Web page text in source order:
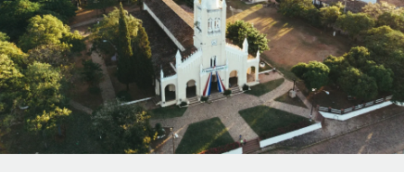
INFRAESTRUCTURA
Conexión Remote
Integra los RR. HH. en tus flujos de trabajo sin
complicaciones.
Plataforma
Funciones esenciales de RR. HH. integradas para tu
Mediana empresa
Amplía tu equipo con soluciones de RR. HH.
personalizadas.
Empresa
RR. HH. globales para grandes empresas.
Guías y recursos
Casos prácticos
Glosario de RR. HH.
Listas de verificación y plantillas
Biblioteca de descripciones de puestos
Español
Italiano
Português (Portugal)
日本語